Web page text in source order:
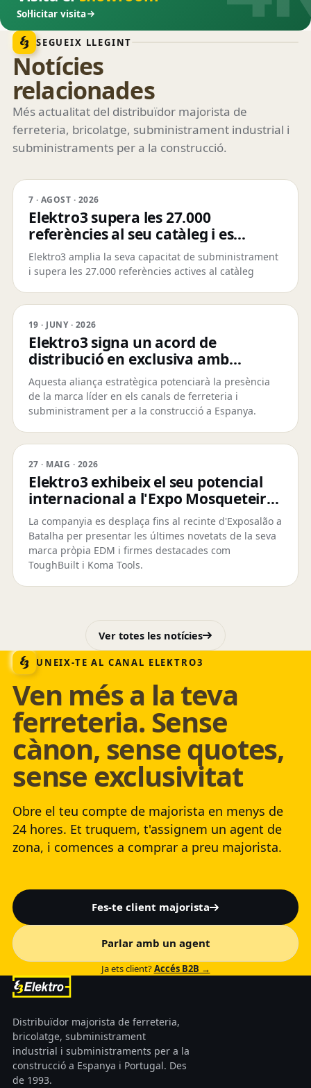
Sol·licitar visita
SEGUEIX LLEGINT
Notícies
relacionades
Més actualitat del distribuïdor majorista de
ferreteria, bricolatge, subministrament industrial i
subministraments per a la construcció.
7 · AGOST · 2026
Elektro3 supera les 27.000
referències al seu catàleg i es
consolida com a proveïdor global
360º
Elektro3 amplia la seva capacitat de subministrament
i supera les 27.000 referències actives al catàleg
19 · JUNY · 2026
Elektro3 signa un acord de
distribució en exclusiva amb
ToughBuilt
Aquesta aliança estratègica potenciarà la presència
de la marca líder en els canals de ferreteria i
subministrament per a la construcció a Espanya.
27 · MAIG · 2026
Elektro3 exhibeix el seu potencial
internacional a l'Expo Mosqueteiros
de Portugal
La companyia es desplaça fins al recinte d'Exposalão a
Batalha per presentar les últimes novetats de la seva
marca pròpia EDM i firmes destacades com
ToughBuilt i Koma Tools.
Ver totes les notícies
UNEIX-TE AL CANAL ELEKTRO3
Ven més a la teva
ferreteria. Sense
cànon, sense quotes,
sense exclusivitat
Obre el teu compte de majorista en menys de
24 hores. Et truquem, t'assignem un agent de
zona, i comences a comprar a preu majorista.
Fes-te client majorista
Parlar amb un agent
Ja ets client?Accés B2B →
Distribuïdor majorista de ferreteria,
bricolatge, subministrament
industrial i subministraments per a la
construcció a Espanya i Portugal. Des
de 1993.